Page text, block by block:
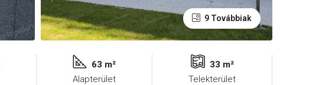
9 Továbbiak
63 m²
Alapterület
33 m²
Telekterület